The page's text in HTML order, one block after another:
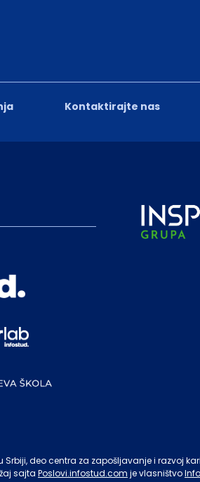
Kontaktirajte nas
deo centra za zapošljavanje i razvoj
sajta Poslovi.infostud.com je vlasništvo